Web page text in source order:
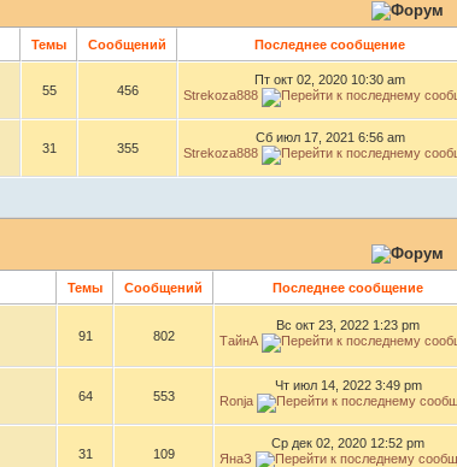
Темы Сообщений Последнее сообщение
55 456
Пт окт 02, 2020 10:30 am
Strekoza888
31 355
Сб июл 17, 2021 6:56 am
Strekoza888
Темы Сообщений Последнее сообщение
91 802
Вс окт 23, 2022 1:23 pm
ТайнА
64 553
Чт июл 14, 2022 3:49 pm
Ronja
31 109
Ср дек 02, 2020 12:52 pm
ЯнаЗ